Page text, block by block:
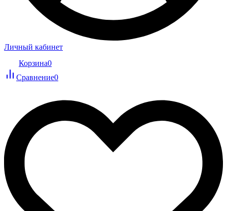
Личный кабинет
Корзина0
Сравнение0